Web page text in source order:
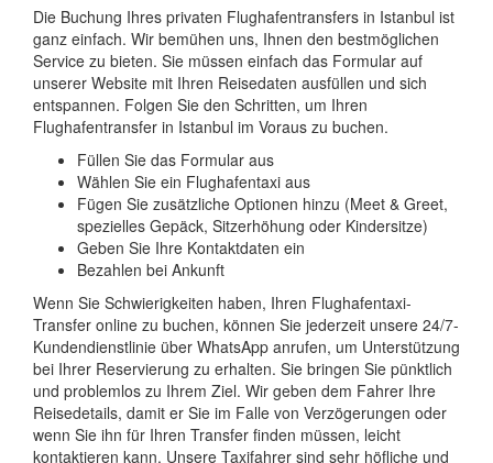
Die Buchung Ihres privaten Flughafentransfers in Istanbul ist
ganz einfach. Wir bemühen uns, Ihnen den bestmöglichen
Service zu bieten. Sie müssen einfach das Formular auf
unserer Website mit Ihren Reisedaten ausfüllen und sich
entspannen. Folgen Sie den Schritten, um Ihren
Flughafentransfer in Istanbul im Voraus zu buchen.
Füllen Sie das Formular aus
Wählen Sie ein Flughafentaxi aus
Fügen Sie zusätzliche Optionen hinzu (Meet & Greet,
spezielles Gepäck, Sitzerhöhung oder Kindersitze)
Geben Sie Ihre Kontaktdaten ein
Bezahlen bei Ankunft
Wenn Sie Schwierigkeiten haben, Ihren Flughafentaxi-
Transfer online zu buchen, können Sie jederzeit unsere 24/7-
Kundendienstlinie über WhatsApp anrufen, um Unterstützung
bei Ihrer Reservierung zu erhalten. Sie bringen Sie pünktlich
und problemlos zu Ihrem Ziel. Wir geben dem Fahrer Ihre
Reisedetails, damit er Sie im Falle von Verzögerungen oder
wenn Sie ihn für Ihren Transfer finden müssen, leicht
kontaktieren kann. Unsere Taxifahrer sind sehr höfliche und